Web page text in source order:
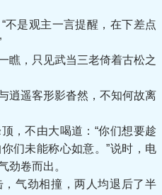
是观主一言提醒，在下差点
，只见武当三老倚着古松之
遥客形影沓然，不知何故离
不由大喝道：“你们想要趁
们未能称心如意。”说时，电
劲卷而出。
气劲相撞，两人均退后了半